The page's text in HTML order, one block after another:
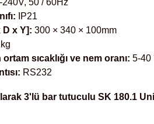
240V, 50 / 60Hz
IP21
D x Y]: 300 × 340 × 100mm
sıcaklığı ve nem oranı: 5-40
RS232
3'lü bar tutuculu SK 180.1